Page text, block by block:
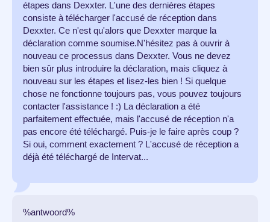
étapes dans Dexxter. L'une des dernières étapes
consiste à télécharger l'accusé de réception dans
Dexxter. Ce n'est qu'alors que Dexxter marque la
déclaration comme soumise.N'hésitez pas à ouvrir à
nouveau ce processus dans Dexxter. Vous ne devez
bien sûr plus introduire la déclaration, mais cliquez à
nouveau sur les étapes et lisez-les bien ! Si quelque
chose ne fonctionne toujours pas, vous pouvez toujours
contacter l'assistance ! :) La déclaration a été
parfaitement effectuée, mais l'accusé de réception n'a
pas encore été téléchargé. Puis-je le faire après coup ?
Si oui, comment exactement ? L'accusé de réception a
déjà été téléchargé de Intervat...
%antwoord%